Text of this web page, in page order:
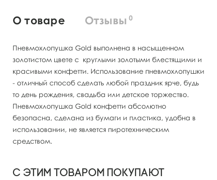
О товаре Отзывы 0
Пневмохлопушка Gold выполнена в насыщенном
золотистом цвете с круглыми золотыми блестящими и
красивыми конфетти. Использование пневмохлопушки
- отличный способ сделать любой праздник ярче, будь
то день рождения, свадьба или детское торжество.
Пневмохлопушка Gold конфетти абсолютно
безопасна, сделана из бумаги и пластика, удобна в
использовании, не является пиротехническим
средством.
С этим товаром покупают